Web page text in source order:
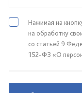
Нажимая на
на обработку
со статьей 9
152-ФЗ «О